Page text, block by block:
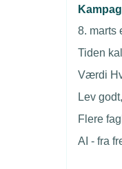
Gå direkte til
Skabeloner og
Beregn
8. marts
Tiden
Værdi
Lev
Flere
AI - fra